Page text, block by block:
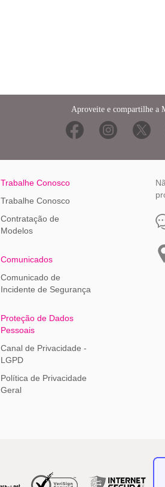
Aproveite e compartilhe a
Trabalhe Conosco
Trabalhe Conosco
Contratação de
Modelos
Comunicados
Comunicado de
Incidente de Segurança
Proteção de Dados
Pessoais
Canal de Privacidade -
LGPD
Política de Privacidade
Geral